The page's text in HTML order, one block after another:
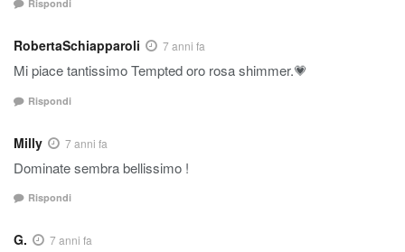
Rispondi
RobertaSchiapparoli 7 anni fa
Mi piace tantissimo Tempted oro rosa shimmer.💗
Rispondi
Milly 7 anni fa
Dominate sembra bellissimo !
Rispondi
G. 7 anni fa